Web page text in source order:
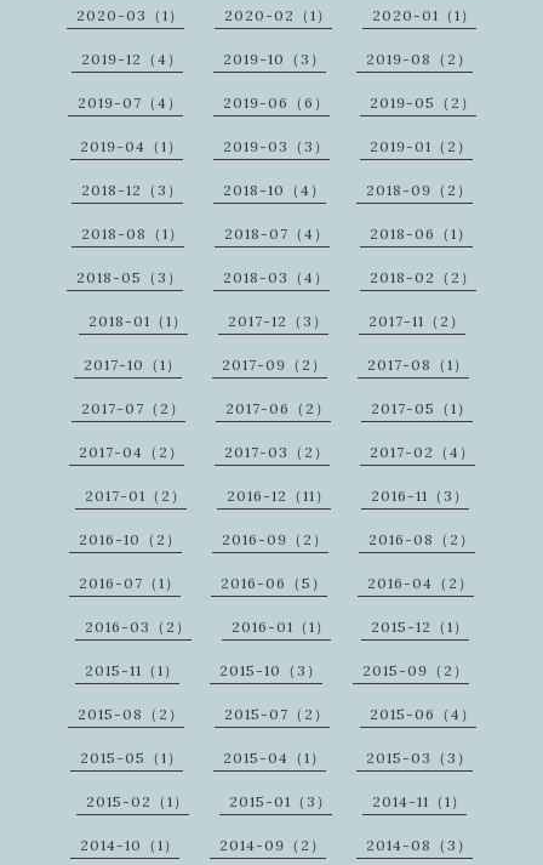
2020-03（1） 2020-02（1） 2020-01（1）
2019-12（4） 2019-10（3） 2019-08（2）
2019-07（4） 2019-06（6） 2019-05（2）
2019-04（1） 2019-03（3） 2019-01（2）
2018-12（3） 2018-10（4） 2018-09（2）
2018-08（1） 2018-07（4） 2018-06（1）
2018-05（3） 2018-03（4） 2018-02（2）
2018-01（1） 2017-12（3） 2017-11（2）
2017-10（1） 2017-09（2） 2017-08（1）
2017-07（2） 2017-06（2） 2017-05（1）
2017-04（2） 2017-03（2） 2017-02（4）
2017-01（2） 2016-12（11） 2016-11（3）
2016-10（2） 2016-09（2） 2016-08（2）
2016-07（1） 2016-06（5） 2016-04（2）
2016-03（2） 2016-01（1） 2015-12（1）
2015-11（1） 2015-10（3） 2015-09（2）
2015-08（2） 2015-07（2） 2015-06（4）
2015-05（1） 2015-04（1） 2015-03（3）
2015-02（1） 2015-01（3） 2014-11（1）
2014-10（1） 2014-09（2） 2014-08（3）